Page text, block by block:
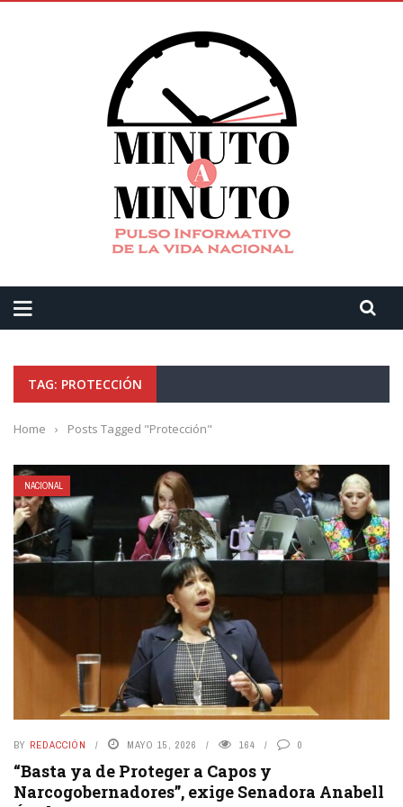
TAG: PROTECCIÓN
Home › Posts Tagged "Protección"
NACIONAL
BY REDACCIÓN MAYO 15, 2026 164 0
“Basta ya de Proteger a Capos y
Narcogobernadores”, exige Senadora Anabell